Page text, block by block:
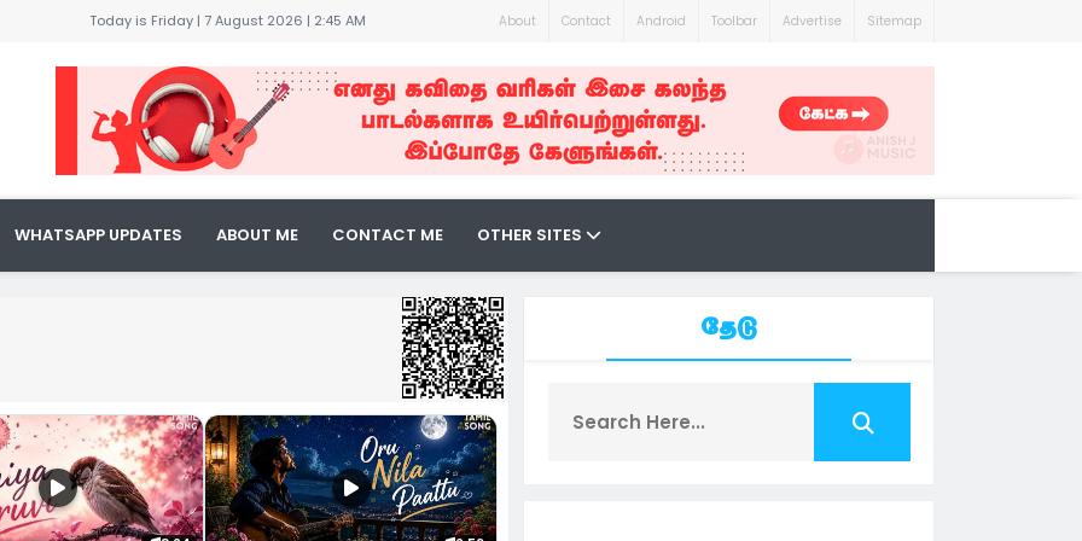
!
Today is Friday | 7 August 2026 | 2:45 AM About Contact Android Toolbar Advertise Sitemap
WHATSAPP UPDATES ABOUT ME CONTACT ME OTHER SITES
தேடு